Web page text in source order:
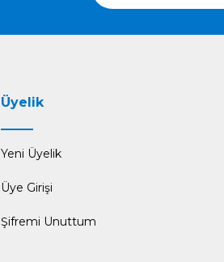
Üyelik
Yeni Üyelik
Üye Girişi
Şifremi Unuttum